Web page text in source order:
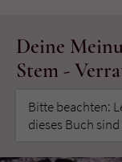
Deine
Stem -
Bitte beachten:
dieses Buch